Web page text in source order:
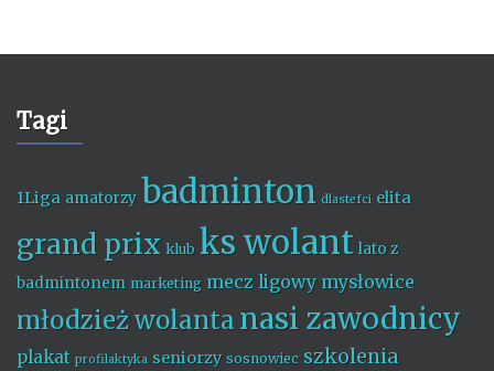
Tagi
1Liga amatorzy badminton dlastefci elita
grand prix klub ks wolant lato z
badmintonem marketing mecz ligowy mysłowice
młodzież wolanta nasi zawodnicy
plakat profilaktyka seniorzy sosnowiec szkolenia